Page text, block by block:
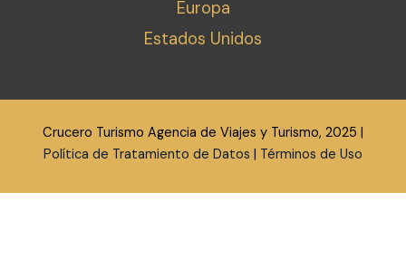
Europa
Estados Unidos
Crucero Turismo Agencia de Viajes y Turismo, 2025 |
Política de Tratamiento de Datos | Términos de Uso